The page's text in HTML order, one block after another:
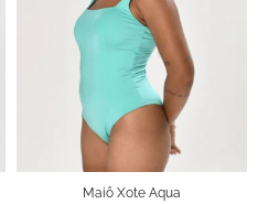
Maiô Xote Aqua